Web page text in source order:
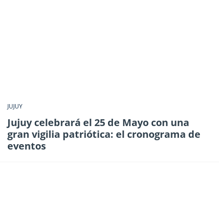
JUJUY
Jujuy celebrará el 25 de Mayo con una
gran vigilia patriótica: el cronograma de
eventos